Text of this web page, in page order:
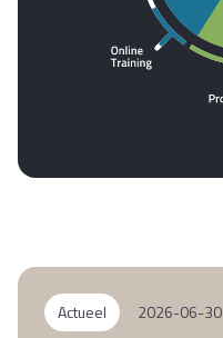
Actueel 2026-06-30